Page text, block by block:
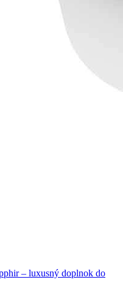
– luxusný doplnok do